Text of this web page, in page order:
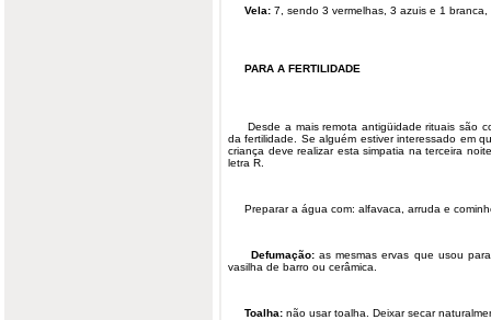
Vela: 7, sendo 3 vermelhas, 3 azuis e 1
PARA A FERTILIDADE
Desde a mais remota antigüidade rituais são
da fertilidade. Se alguém estiver interessado em
criança deve realizar esta simpatia na terceira
letra R.
Preparar a água com: alfavaca, arruda e
Defumação:as mesmas ervas que usou
vasilha de barro ou cerâmica.
Toalha: não usar toalha. Deixar secar